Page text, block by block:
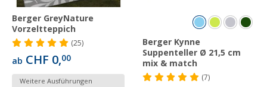
Berger GreyNature
Vorzeltteppich
(25)
ab CHF 0,00
Weitere Ausführungen
Berger Kynne
Suppenteller Ø 21,5 cm
mix & match
(7)